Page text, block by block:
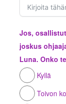
Jos,
joskus
Luna. Onko
Kyllä
Toivon